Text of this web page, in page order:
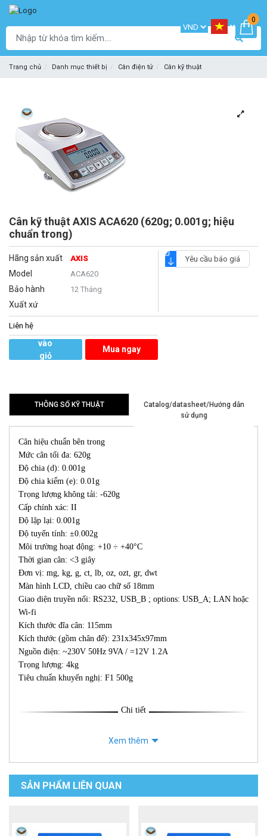
0
Trang chủ Danh mục thiết bị Cân điện tử Cân kỹ thuật
Cân kỹ thuật AXIS ACA620 (620g; 0.001g; hiệu
chuẩn trong)
Hãng sản xuất AXIS
Model ACA620
Bảo hành 12 Tháng
Xuất xứ
Yêu cầu báo giá
Liên hệ
vào
giỏ
Mua ngay
THÔNG SỐ KỸ THUẬT
Catalog/datasheet/Hướng dẫn
sử dụng
Cân hiệu chuẩn bên trong
Mức cân tối đa: 620g
Độ chia (d): 0.001g
Độ chia kiểm (e): 0.01g
Trọng lượng không tải: -620g
Cấp chính xác: II
Độ lặp lại: 0.001g
Độ tuyến tính: ±0.002g
Môi trường hoạt động: +10 ÷ +40°C
Thời gian cân: <3 giây
Đơn vị: mg, kg, g, ct, lb, oz, ozt, gr, dwt
Màn hình LCD, chiều cao chữ số 18mm
Giao diện truyền nối: RS232, USB_B ; options: USB_A; LAN hoặc
Wi-fi
Kích thước đĩa cân: 115mm
Kích thước (gồm chân đế): 231x345x97mm
Nguồn điện: ~230V 50Hz 9VA / =12V 1.2A
Trọng lượng: 4kg
Tiêu chuẩn khuyến nghị: F1 500g
Chi tiết
Xem thêm
SẢN PHẨM LIÊN QUAN